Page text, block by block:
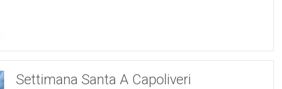
Settimana Santa A Capoliveri